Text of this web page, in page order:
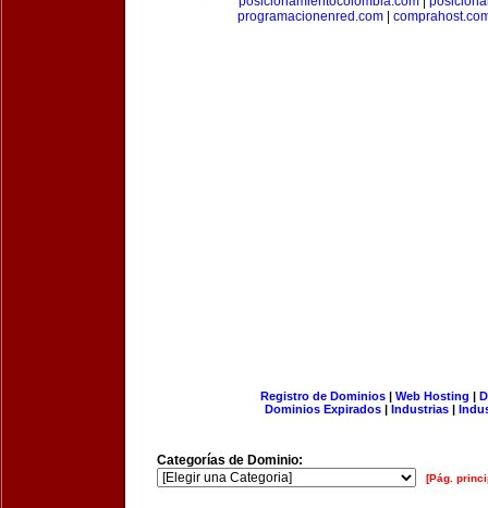
programacionenred.com
Registro de Dominios| Web Hosting |
Dominios Expirados | Industrias |
Categorías de Dominio:
[Pág.